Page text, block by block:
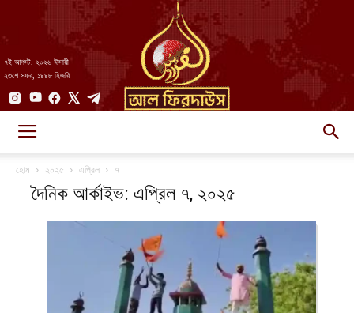
৭ই আগস্ট, ২০২৬ ঈসায়ী
২৩শে সফর, ১৪৪৮ হিজরি
আল-
হোম ২০২৫ এপ্রিল ৭
দৈনিক আর্কাইভ: এপ্রিল ৭, ২০২৫